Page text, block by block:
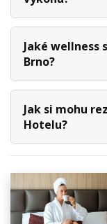
Jaké wellness
Brno?
Jak si mohu
Hotelu?